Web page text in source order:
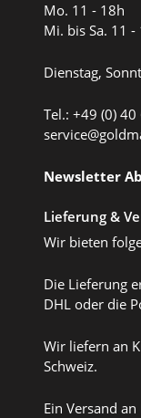
Mo. 11 - 18h
Mi. bis Sa. 11 -
Dienstag,
Tel.: +49 (0)
Newsletter
Lieferung &
Wir bieten
Die Lieferung
DHL oder die
Wir liefern an
Schweiz.
Ein Versand